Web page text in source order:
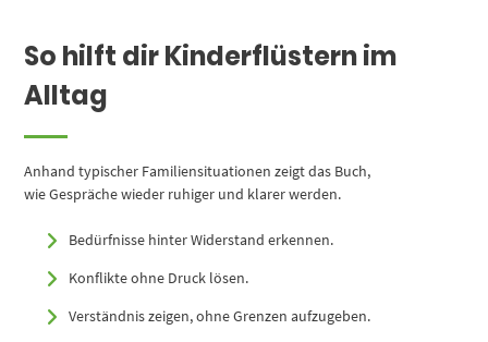
So hilft dir Kinderflüstern im
Alltag
Anhand typischer Familiensituationen zeigt das Buch,
wie Gespräche wieder ruhiger und klarer werden.
Bedürfnisse hinter Widerstand erkennen.
Konflikte ohne Druck lösen.
Verständnis zeigen, ohne Grenzen aufzugeben.